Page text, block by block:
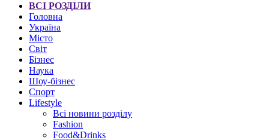
ВСІ РОЗДІЛИ
Головна
Україна
Місто
Світ
Бізнес
Наука
Шоу-бізнес
Спорт
Lifestyle
Всі новини розділу
Fashion
Food&Drinks